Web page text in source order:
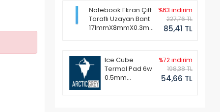
Notebook Ekran Çift
Taraflı Uzayan Bant
171mmX8mmX0.3mm
%63 indirim
227,76 TL
85,41 TL
Ice Cube
Termal Pad 6w
0.5mm
%72 indirim
198,38 TL
54,66 TL